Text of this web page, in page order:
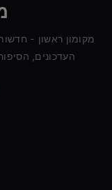
מקומון ראשון -
העדכונים,